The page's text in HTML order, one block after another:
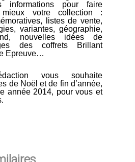
informations pour faire
votre collection :
listes de vente,
variantes, géographie,
nouvelles idées de
des coffrets Brillant
Epreuve…
vous souhaite
de Noël et de fin d’année,
année 2014, pour vous et